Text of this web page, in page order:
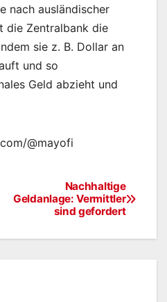
nach ausländischer
die Zentralbank die
sie z. B. Dollar an
und so
Geld abzieht und
@mayofi
Nachhaltige
Geldanlage: Vermittler
sind gefordert